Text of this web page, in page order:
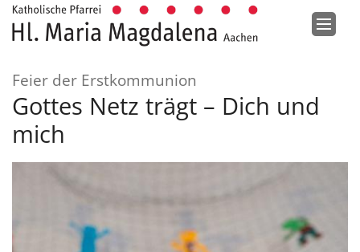
Zum Inhalt springen
Feier der Erstkommunion
Gottes Netz trägt – Dich und
mich